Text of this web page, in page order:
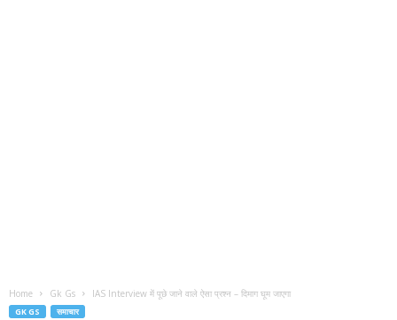
Home Gk Gs IAS Interview में पूछे जाने वाले ऐसा प्रश्न – दिमाग घूम जाएगा
GK GS समाचार